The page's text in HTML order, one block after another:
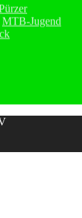
MTB-Jugend